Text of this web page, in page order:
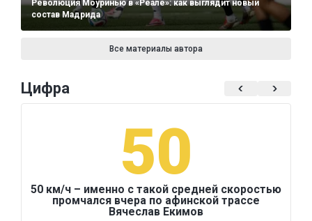
Революция Моуринью в «Реале»: как выглядит новый
состав Мадрида
Все материалы автора
Цифра
50
50 км/ч – именно с такой средней скоростью
промчался вчера по афинской трассе
Вячеслав Екимов